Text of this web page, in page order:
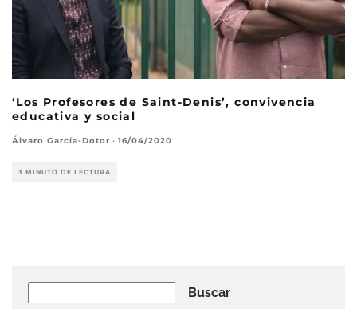
‘Los Profesores de Saint-Denis’, convivencia
educativa y social
Álvaro García-Dotor · 16/04/2020
3 MINUTO DE LECTURA
Buscar